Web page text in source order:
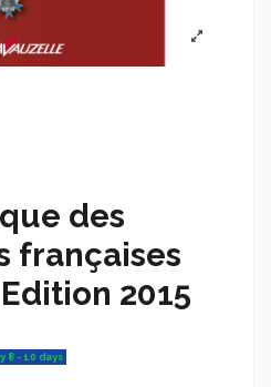
des
françaises
2015
8 - 10 days